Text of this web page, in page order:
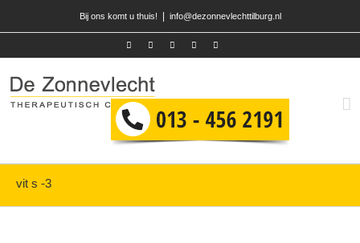
Bij ons komt u thuis! info@dezonnevlechttilburg.nl
vit s -3